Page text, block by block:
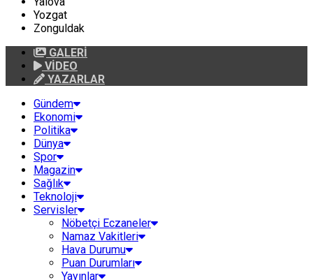
Yozgat
Zonguldak
GALERİ
VİDEO
YAZARLAR
Gündem
Ekonomi
Politika
Dünya
Spor
Magazin
Sağlık
Teknoloji
Servisler
Nöbetçi Eczaneler
Namaz Vakitleri
Hava Durumu
Puan Durumları
Yayınlar